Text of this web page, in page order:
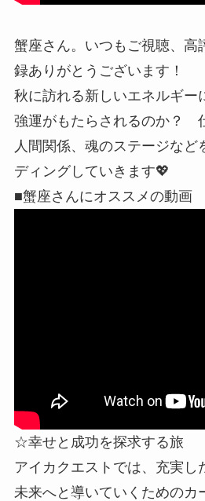
蟹座さん。いつもご視聴、高
録ありがとうございます！
秋に訪れる新しいエネルギー
強運がもたらされるのか？
人間関係、魂のステージなど
ディングしていきます💖
■蟹座さんにオススメの動画
☆幸せと成功を探求する旅
アイカクエストでは、充実し
未来へと導いていくためのカ